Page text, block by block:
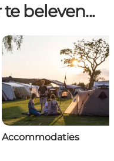
beleven...
Accommodaties